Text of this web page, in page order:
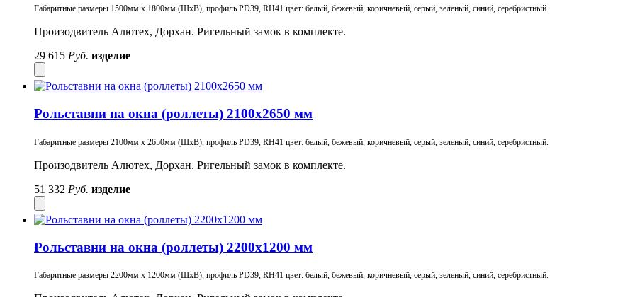
Габаритные размеры 1500мм х 1800мм (ШхВ), профиль PD39, RH41 цвет: белый, бежевый, коричневый, серый, зеленый, синий, серебристный.
Произодвитель Алютех, Дорхан. Ригельный замок в комплекте.
29 615 Руб. изделие
Рольставни на окна (роллеты) 2100х2650 мм
Габаритные размеры 2100мм х 2650мм (ШхВ), профиль PD39, RH41 цвет: белый, бежевый, коричневый, серый, зеленый, синий, серебристный.
Произодвитель Алютех, Дорхан. Ригельный замок в комплекте.
51 332 Руб. изделие
Рольставни на окна (роллеты) 2200х1200 мм
Габаритные размеры 2200мм х 1200мм (ШхВ), профиль PD39, RH41 цвет: белый, бежевый, коричневый, серый, зеленый, синий, серебристный.